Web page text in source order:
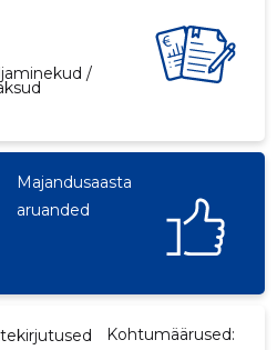
/
Majandusaasta
aruanded
Kohtumäärused: